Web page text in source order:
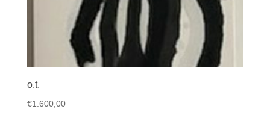
o.t.
€1.600,00